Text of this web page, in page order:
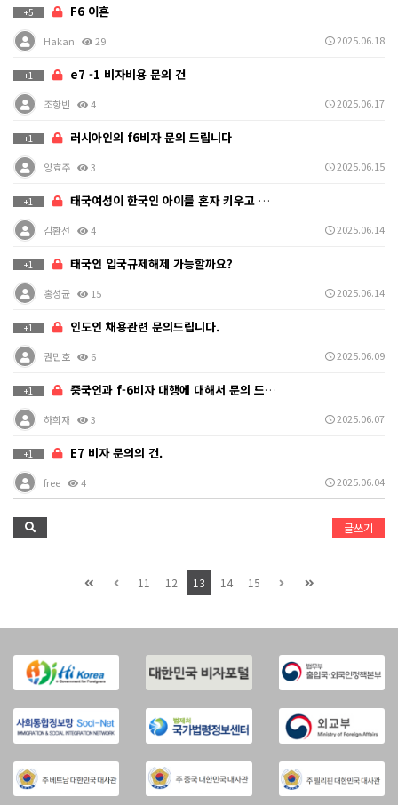
+5 F6 이혼
Hakan 29 2025.06.18
+1 e7 -1 비자비용 문의 건
조항빈 4 2025.06.17
+1 러시아인의 f6비자 문의 드립니다
양효주 3 2025.06.15
+1 태국여성이 한국인 아이를 혼자 키우고 있습니다.
김환선 4 2025.06.14
+1 태국인 입국규제해제 가능할까요?
홍성균 15 2025.06.14
+1 인도인 채용관련 문의드립니다.
권민호 6 2025.06.09
+1 중국인과 f-6비자 대행에 대해서 문의 드립니다.
하희재 3 2025.06.07
+1 E7 비자 문의의 건.
free 4 2025.06.04
글쓰기
11 12 13 14 15